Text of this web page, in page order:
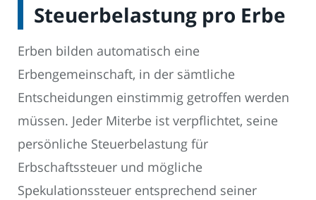
Steuerbelastung pro Erbe
Erben bilden automatisch eine
Erbengemeinschaft, in der sämtliche
Entscheidungen einstimmig getroffen werden
müssen. Jeder Miterbe ist verpflichtet, seine
persönliche Steuerbelastung für
Erbschaftssteuer und mögliche
Spekulationssteuer entsprechend seiner